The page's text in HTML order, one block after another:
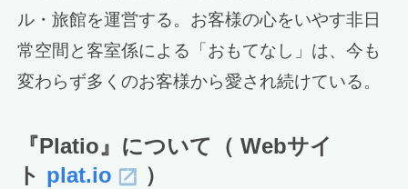
ル・旅館を運営する。お客様の心をいやす非日
常空間と客室係による「おもてなし」は、今も
変わらず多くのお客様から愛され続けている。
『Platio』について（ Webサイ
ト plat.io ）